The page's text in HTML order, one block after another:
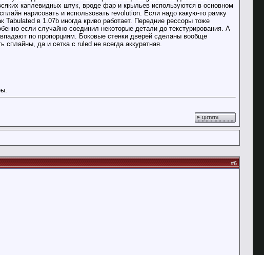
каплевидных штук, вроде фар и крыльев используются в основном
нарисовать и использовать revolution. Если надо какую-то рамку
в 1.07b иногда криво работает. Передние рессоры тоже
если случайно соединил некоторые детали до текстурирования. А
по пропорциям. Боковые стенки дверей сделаны вообще
да и сетка с ruled не всегда аккуратная.
цитата
#6